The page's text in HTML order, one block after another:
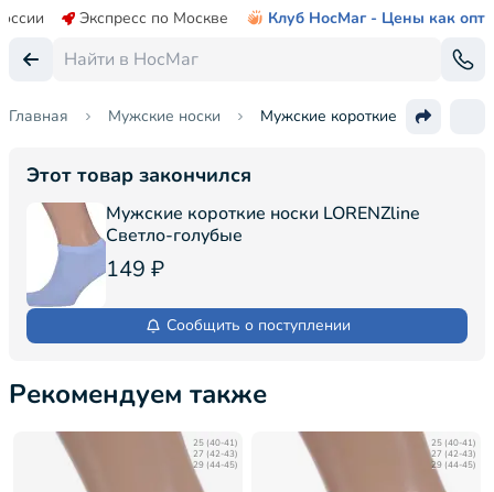
Экспресс по Москве Клуб НосМаг - Цены как опт
Главная Мужские носки Мужские короткие носки
Этот товар закончился
Мужские короткие носки LORENZline
Светло-голубые
149 ₽
Сообщить о поступлении
Рекомендуем также
25 (40-41)
27 (42-43)
29 (44-45)
25 (40-41)
27 (42-43)
29 (44-45)